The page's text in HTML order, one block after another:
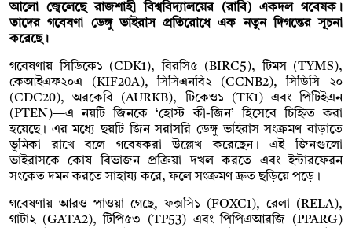
আলো জ্বেলেছে রাজশাহী বিশ্ববিদ্যালয়ের (রাবি) একদল গবেষক।
তাদের গবেষণা ডেঙ্গু ভাইরাস প্রতিরোধে এক নতুন দিগন্তের সূচনা
করেছে।
গবেষণায় সিডিকে১ (CDK1), বিরসি৫ (BIRC5), টিমস (TYMS),
কেআইএফ২০এ (KIF20A), সিসিএনবি২ (CCNB2), সিডিসি ২০
(CDC20), অরকেবি (AURKB), টিকেও১ (TK1) এবং পিটিইএন
(PTEN)—এ নয়টি জিনকে ‘হোস্ট কী-জিন’ হিসেবে চিহ্নিত করা
হয়েছে। এর মধ্যে ছয়টি জিন সরাসরি ডেঙ্গু ভাইরাস সংক্রমণ বাড়াতে
ভূমিকা রাখে বলে গবেষকরা উল্লেখ করেছেন। এই জিনগুলো
ভাইরাসকে কোষ বিভাজন প্রক্রিয়া দখল করতে এবং ইন্টারফেরন
সংকেত দমন করতে সাহায্য করে, ফলে সংক্রমণ দ্রুত ছড়িয়ে পড়ে।
গবেষণায় আরও পাওয়া গেছে, ফক্সসি১ (FOXC1), রেলা (RELA),
গাটা২ (GATA2), টিপি৫৩ (TP53) এবং পিপিএআরজি (PPARG)